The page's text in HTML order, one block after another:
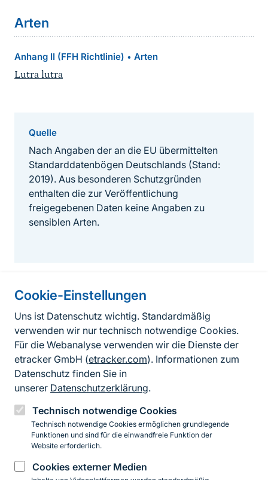
Cookie-Einstellungen
Uns ist Datenschutz wichtig. Standardmäßig
verwenden wir nur technisch notwendige Cookies.
Für die Webanalyse verwenden wir die Dienste der
etracker GmbH (etracker.com). Informationen zum
Datenschutz finden Sie in
unserer Datenschutzerklärung.
Technisch notwendige Cookies
Technisch notwendige Cookies ermöglichen grundlegende
Funktionen und sind für die einwandfreie Funktion der
Website erforderlich.
Cookies externer Medien
Arten
Anhang II (FFH Richtlinie) • Arten
Lutra lutra
Quelle
Nach Angaben der an die EU übermittelten
Standarddatenbögen Deutschlands (Stand:
2019). Aus besonderen Schutzgründen
enthalten die zur Veröffentlichung
freigegebenen Daten keine Angaben zu
sensiblen Arten.
Informationen zur Seite
FußzeileKontakt zum BfN
Kontaktformular
Erklärung zur Barrierefreiheit
Impressum
Datenschutz
InstagramFacebookYouTubeLinkedIn